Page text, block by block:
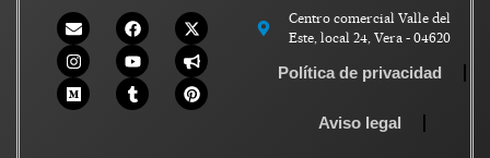
Centro comercial Valle del
Este, local 24, Vera - 04620
Política de privacidad
Aviso legal